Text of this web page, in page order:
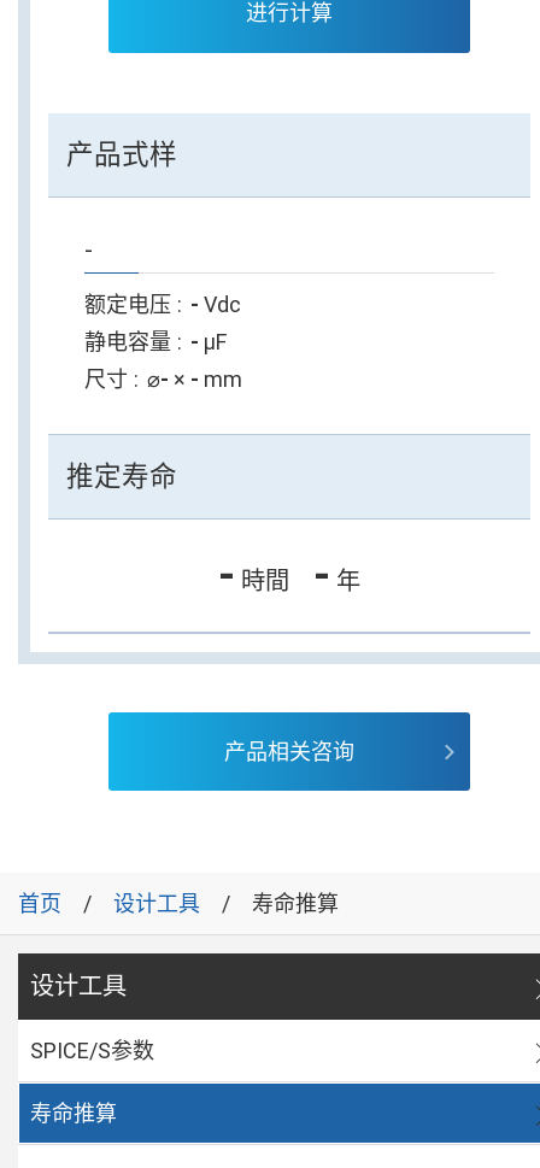
进行计算
产品式样
-
额定电压 - Vdc
静电容量
- µF
尺寸
⌀- × - mm
推定寿命
- 時間 - 年
产品相关咨询
首页 设计工具 寿命推算
设计工具
SPICE/S参数
寿命推算